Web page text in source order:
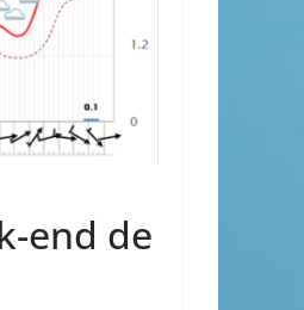
end de